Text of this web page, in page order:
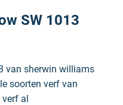
SW 1013
van sherwin williams
soorten verf van
verf al